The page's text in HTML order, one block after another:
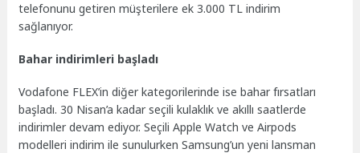
telefonunu getiren müşterilere ek 3.000 TL indirim
sağlanıyor.
Bahar indirimleri başladı
Vodafone FLEX’in diğer kategorilerinde ise bahar fırsatları
başladı. 30 Nisan’a kadar seçili kulaklık ve akıllı saatlerde
indirimler devam ediyor. Seçili Apple Watch ve Airpods
modelleri indirim ile sunulurken Samsung’un yeni lansman